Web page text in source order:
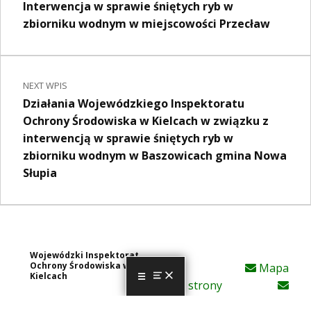
Interwencja w sprawie śniętych ryb w
zbiorniku wodnym w miejscowości Przecław
NEXT WPIS
Działania Wojewódzkiego Inspektoratu
Ochrony Środowiska w Kielcach w związku z
interwencją w sprawie śniętych ryb w
zbiorniku wodnym w Baszowicach gmina Nowa
Słupia
Wojewódzki Inspektorat
Ochrony Środowiska w
Kielcach
Mapa
strony